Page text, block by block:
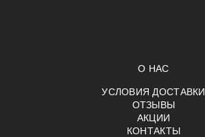
О НАС
УСЛОВИЯ ДОСТАВКИ
ОТЗЫВЫ
АКЦИИ
КОНТАКТЫ